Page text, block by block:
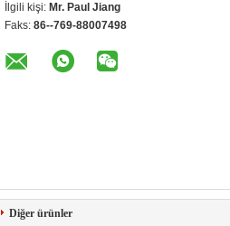
İlgili kişi: Mr. Paul Jiang
Faks: 86--769-88007498
Diğer ürünler